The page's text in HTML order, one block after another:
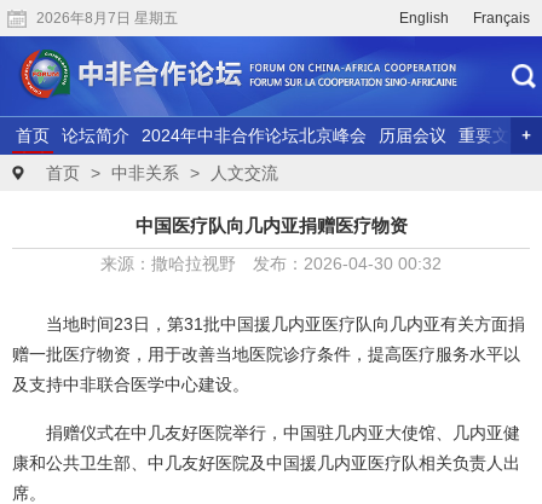
2026年8月7日 星期五 English Français
首页 论坛简介 2024年中非合作论坛北京峰会 历届会议
重要文献
联合研究
精彩视频
首页 > 中非关系 > 人文交流
中国医疗队向几内亚捐赠医疗物资
来源：撒哈拉视野 发布：2026-04-30 00:32
当地时间23日，第31批中国援几内亚医疗队向几内亚有关方面捐
赠一批医疗物资，用于改善当地医院诊疗条件，提高医疗服务水平以
及支持中非联合医学中心建设。
捐赠仪式在中几友好医院举行，中国驻几内亚大使馆、几内亚健
康和公共卫生部、中几友好医院及中国援几内亚医疗队相关负责人出
席。